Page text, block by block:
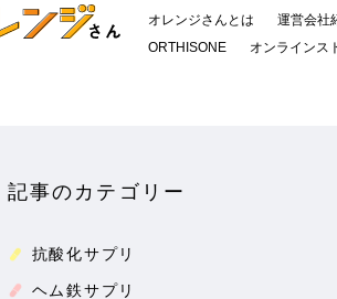
オレンジさんとは 運営会社
ORTHISONE
オンラインス
記事のカテゴリー
抗酸化サプリ
ヘム鉄サプリ